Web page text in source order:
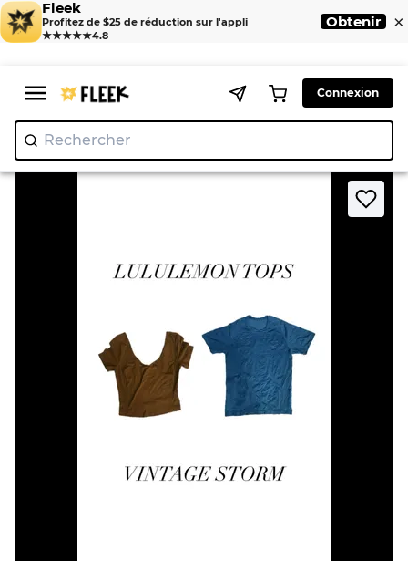
Fleek
Profitez de $25 de réduction sur l'appli
★★★★★4.8
Obtenir ×
Connexion
Rechercher
Home > T-Shirt > Lululemon Tops